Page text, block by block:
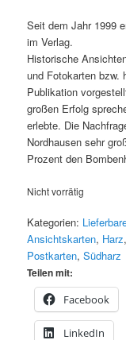
war:
€ 9.95
ist:
Seit dem Jahr 1999
im Verlag.
Historische
und Fotokarten bzw.
Publikation
großen Erfolg
erlebte. Die
Nordhausen sehr
Prozent den
Nicht vorrätig
Kategorien:
Ansichtskarten, Harz,
Postkarten,Südharz
Teilen mit:
Facebook
LinkedIn